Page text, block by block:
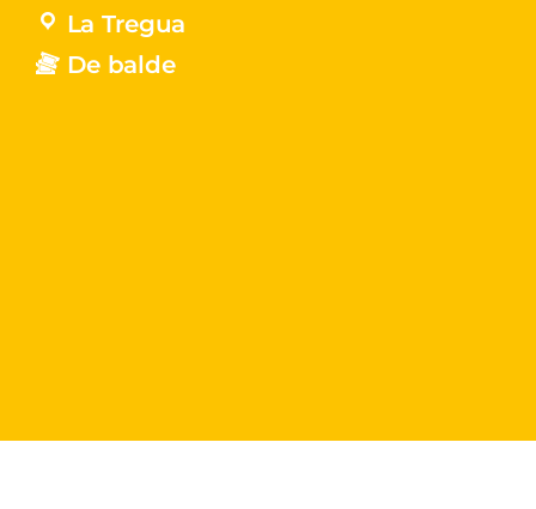
La Tregua
De balde